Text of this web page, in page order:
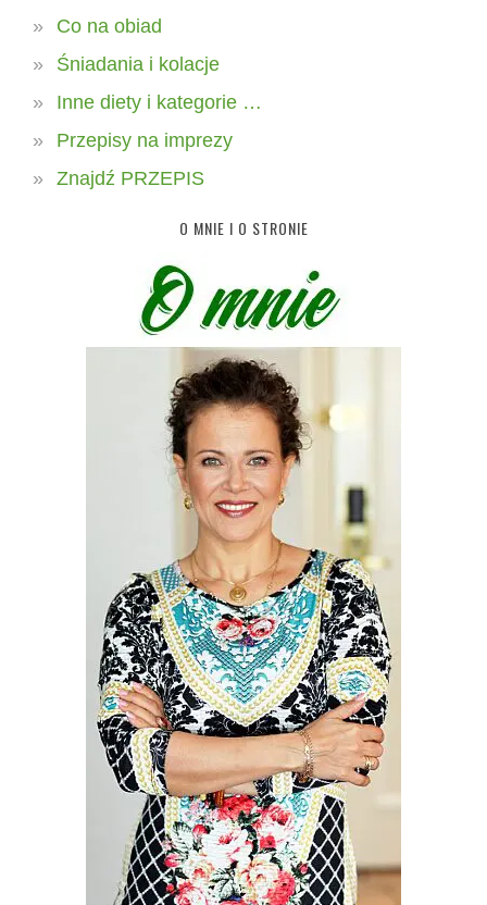
Co na obiad
Śniadania i kolacje
Inne diety i kategorie …
Przepisy na imprezy
Znajdź PRZEPIS
O MNIE I O STRONIE